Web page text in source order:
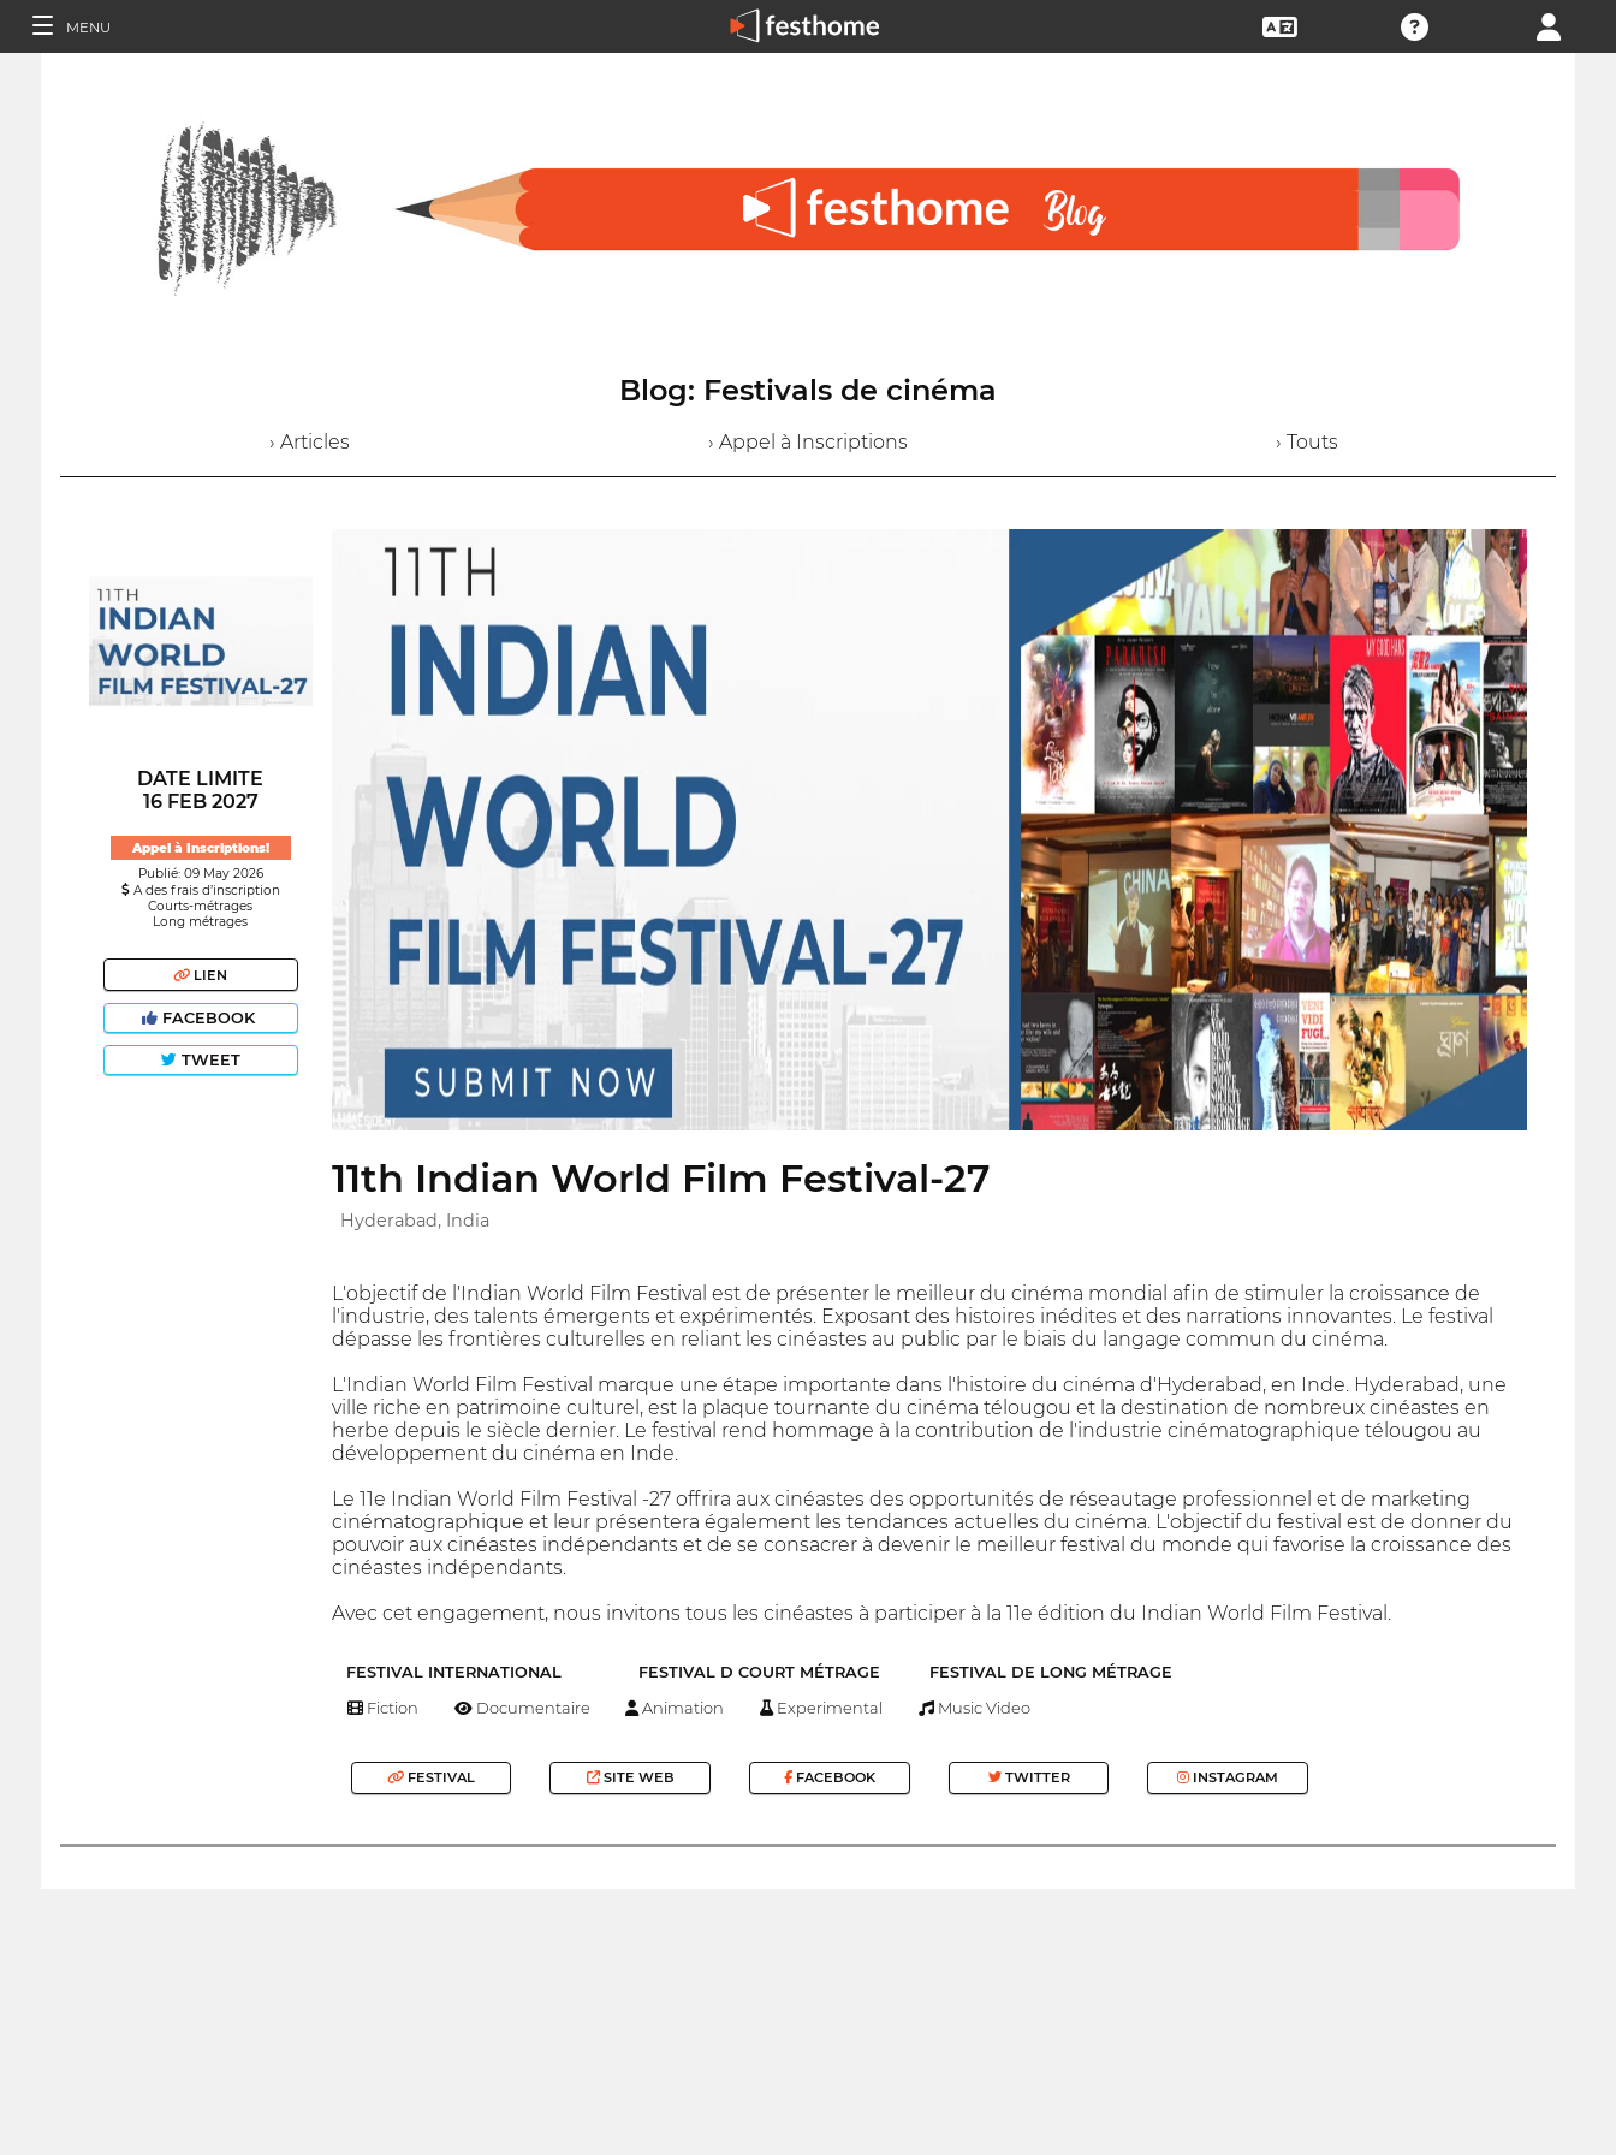
MENU
Blog: Festivals de cinéma
› Articles › Appel à Inscriptions › Touts
DATE LIMITE
16 FEB 2027
Appel à Inscriptions!
Publié: 09 May 2026
A des frais d’inscription
Courts-métrages
Long métrages
LIEN
FACEBOOK
TWEET
11th Indian World Film Festival-27
Hyderabad, India
L'objectif de l'Indian World Film Festival est de présenter le meilleur du cinéma mondial afin de stimuler la croissance de
l'industrie, des talents émergents et expérimentés. Exposant des histoires inédites et des narrations innovantes. Le festival
dépasse les frontières culturelles en reliant les cinéastes au public par le biais du langage commun du cinéma.
L'Indian World Film Festival marque une étape importante dans l'histoire du cinéma d'Hyderabad, en Inde. Hyderabad, une
ville riche en patrimoine culturel, est la plaque tournante du cinéma télougou et la destination de nombreux cinéastes en
herbe depuis le siècle dernier. Le festival rend hommage à la contribution de l'industrie cinématographique télougou au
développement du cinéma en Inde.
Le 11e Indian World Film Festival -27 offrira aux cinéastes des opportunités de réseautage professionnel et de marketing
cinématographique et leur présentera également les tendances actuelles du cinéma. L'objectif du festival est de donner du
pouvoir aux cinéastes indépendants et de se consacrer à devenir le meilleur festival du monde qui favorise la croissance des
cinéastes indépendants.
Avec cet engagement, nous invitons tous les cinéastes à participer à la 11e édition du Indian World Film Festival.
FESTIVAL INTERNATIONAL FESTIVAL D COURT MÉTRAGE FESTIVAL DE LONG MÉTRAGE
Fiction Documentaire Animation Experimental Music Video
FESTIVAL SITE WEB FACEBOOK TWITTER INSTAGRAM